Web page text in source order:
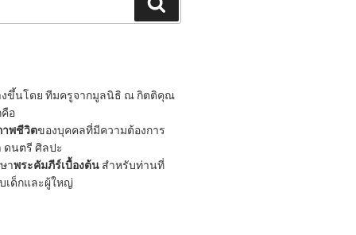
งขึ้นโดย ทีมครูจากมูลนิธิ ณ กิตติคุณ
อ
พชีวิตของบุคคลที่มีความต้องการ
ดนตรี ศิลปะ
าพระคัมภีร์เบื้องต้น สำหรับท่านที่
เด็กและผู้ใหญ่